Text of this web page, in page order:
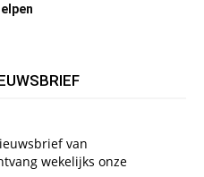
van
wekelijks onze